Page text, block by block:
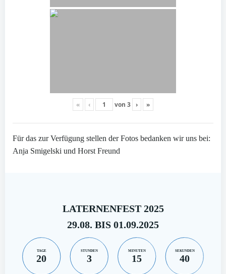
« ‹ von 3 › »
Für das zur Verfügung stellen der Fotos bedanken wir uns bei:
Anja Smigelski und Horst Freund
LATERNENFEST 2025
29.08. BIS 01.09.2025
TAGE
20
STUNDEN
3
MINUTEN
15
SEKUNDEN
39